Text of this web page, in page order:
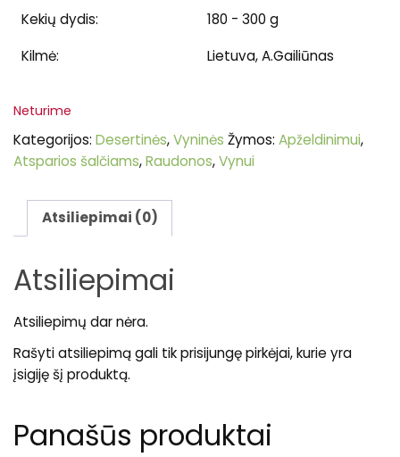
Kekių dydis:
180 - 300 g
Kilmė:
Lietuva, A.Gailiūnas
Neturime
Kategorijos:Desertinės,Vyninės Žymos:Apželdinimui,
Atsparios šalčiams,Raudonos,Vynui
Atsiliepimai (0)
Atsiliepimai
Atsiliepimų dar nėra.
Rašyti atsiliepimą gali tik prisijungę pirkėjai, kurie yra
įsigiję šį produktą.
Panašūs produktai